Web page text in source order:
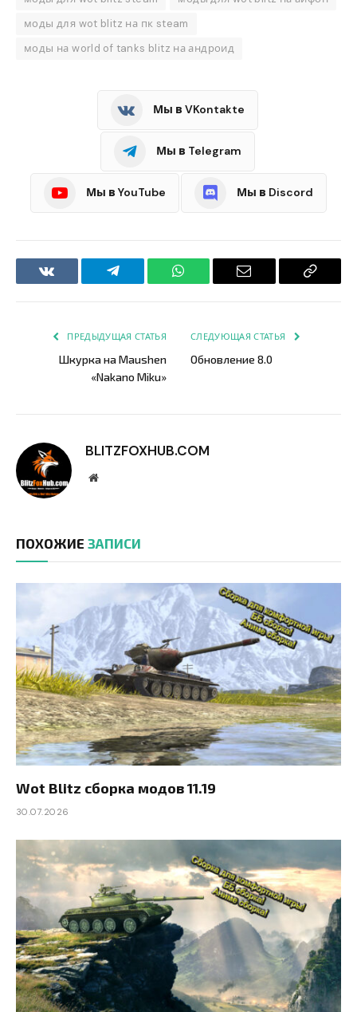
моды для wot blitz на пк steam
моды на world of tanks blitz на андроид
Мы в VKontakte
Мы в Telegram
Мы в YouTube Мы в Discord
VKontakteTelegram WhatsApp Email
Copy
ПРЕДЫДУЩАЯ СТАТЬЯ
Шкурка на Maushen
«Nakano Miku»
СЛЕДУЮЩАЯ СТАТЬЯ
Обновление 8.0
BLITZFOXHUB.COM
Website
ПОХОЖИЕ ЗАПИСИ
Wot Blitz сборка модов 11.19
30.07.2026